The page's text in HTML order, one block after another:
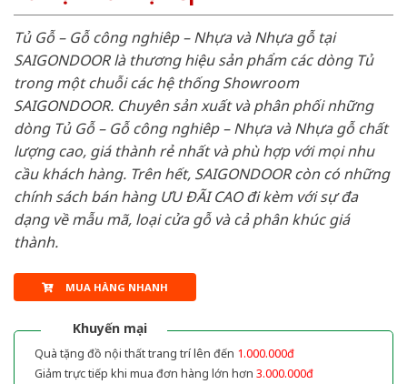
Tủ Gỗ – Gỗ công nghiêp – Nhựa và Nhựa gỗ tại
SAIGONDOOR là thương hiệu sản phẩm các dòng Tủ
trong một chuỗi các hệ thống Showroom
SAIGONDOOR. Chuyên sản xuất và phân phối những
dòng Tủ Gỗ – Gỗ công nghiêp – Nhựa và Nhựa gỗ chất
lượng cao, giá thành rẻ nhất và phù hợp với mọi nhu
cầu khách hàng. Trên hết, SAIGONDOOR còn có những
chính sách bán hàng ƯU ĐÃI CAO đi kèm với sự đa
dạng về mẫu mã, loại cửa gỗ và cả phân khúc giá
thành.
MUA HÀNG NHANH
Khuyến mại
Quà tặng đồ nội thất trang trí lên đến 1.000.000đ
Giảm trực tiếp khi mua đơn hàng lớn hơn 3.000.000đ